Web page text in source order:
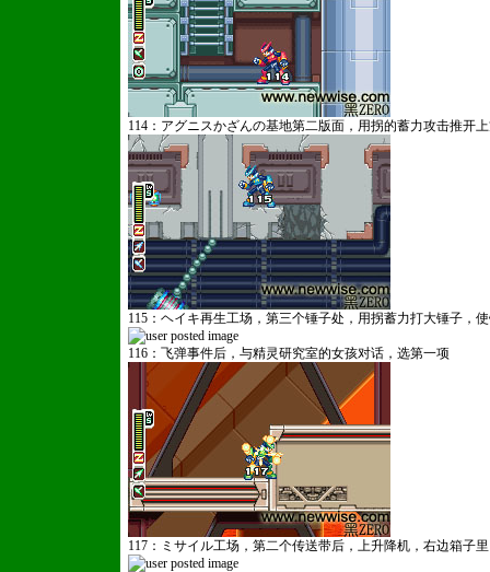
114：アグニスかざんの基地第二版面，用拐的蓄力攻击推开
115：ヘイキ再生工场，第三个锤子处，用拐蓄力打大锤子，
116：飞弹事件后，与精灵研究室的女孩对话，选第一项
117：ミサイル工场，第二个传送带后，上升降机，右边箱子里